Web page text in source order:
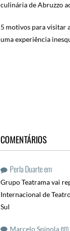
culinária de Abruzzo
5 motivos para visitar
uma experiência
COMENTÁRIOS
Perla Duarteem
Grupo Teatrama vai
Internacional de
Sul
Marcelo Spinolaem